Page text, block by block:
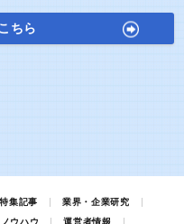
ちら
特集記事
業界・企業研究
ノウハウ
運営者情報